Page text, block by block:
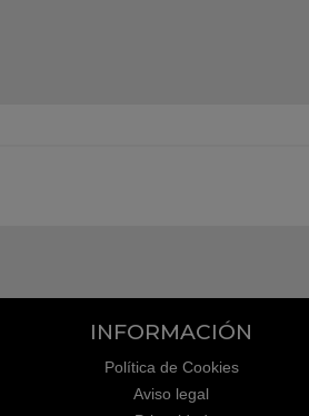
INFORMACIÓN
Política de Cookies
Aviso legal